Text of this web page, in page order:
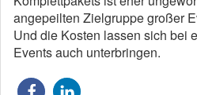
angepeilten Zielgruppe großer
Und die Kosten lassen sich bei
Events auch unterbringen.